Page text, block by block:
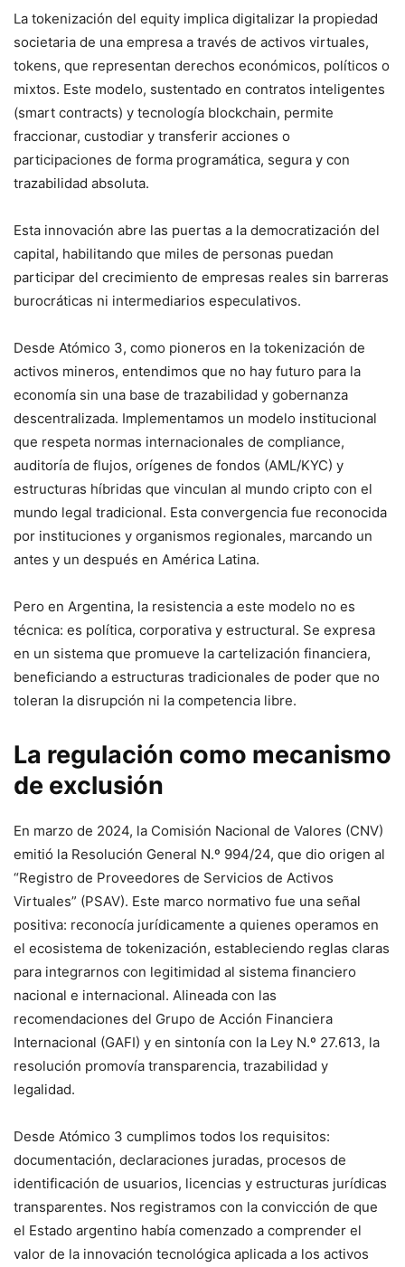
La tokenización del equity implica digitalizar la propiedad
societaria de una empresa a través de activos virtuales,
tokens, que representan derechos económicos, políticos o
mixtos. Este modelo, sustentado en contratos inteligentes
(smart contracts) y tecnología blockchain, permite
fraccionar, custodiar y transferir acciones o
participaciones de forma programática, segura y con
trazabilidad absoluta.
Esta innovación abre las puertas a la democratización del
capital, habilitando que miles de personas puedan
participar del crecimiento de empresas reales sin barreras
burocráticas ni intermediarios especulativos.
Desde Atómico 3, como pioneros en la tokenización de
activos mineros, entendimos que no hay futuro para la
economía sin una base de trazabilidad y gobernanza
descentralizada. Implementamos un modelo institucional
que respeta normas internacionales de compliance,
auditoría de flujos, orígenes de fondos (AML/KYC) y
estructuras híbridas que vinculan al mundo cripto con el
mundo legal tradicional. Esta convergencia fue reconocida
por instituciones y organismos regionales, marcando un
antes y un después en América Latina.
Pero en Argentina, la resistencia a este modelo no es
técnica: es política, corporativa y estructural. Se expresa
en un sistema que promueve la cartelización financiera,
beneficiando a estructuras tradicionales de poder que no
toleran la disrupción ni la competencia libre.
La regulación como mecanismo
de exclusión
En marzo de 2024, la Comisión Nacional de Valores (CNV)
emitió la Resolución General N.º 994/24, que dio origen al
“Registro de Proveedores de Servicios de Activos
Virtuales” (PSAV). Este marco normativo fue una señal
positiva: reconocía jurídicamente a quienes operamos en
el ecosistema de tokenización, estableciendo reglas claras
para integrarnos con legitimidad al sistema financiero
nacional e internacional. Alineada con las
recomendaciones del Grupo de Acción Financiera
Internacional (GAFI) y en sintonía con la Ley N.º 27.613, la
resolución promovía transparencia, trazabilidad y
legalidad.
Desde Atómico 3 cumplimos todos los requisitos:
documentación, declaraciones juradas, procesos de
identificación de usuarios, licencias y estructuras jurídicas
transparentes. Nos registramos con la convicción de que
el Estado argentino había comenzado a comprender el
valor de la innovación tecnológica aplicada a los activos